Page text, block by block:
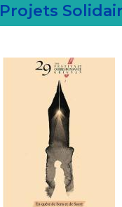
Projets